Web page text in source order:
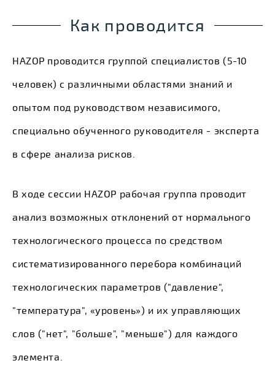
Как проводится
HAZOP проводится группой специалистов (5-10
человек) с различными областями знаний и
опытом под руководством независимого,
специально обученного руководителя - эксперта
в сфере анализа рисков.
В ходе сессии HAZOP рабочая группа проводит
анализ возможных отклонений от нормального
технологического процесса по средством
систематизированного перебора комбинаций
технологических параметров ("давление",
"температура", «уровень») и их управляющих
слов ("нет", "больше", "меньше") для каждого
элемента.